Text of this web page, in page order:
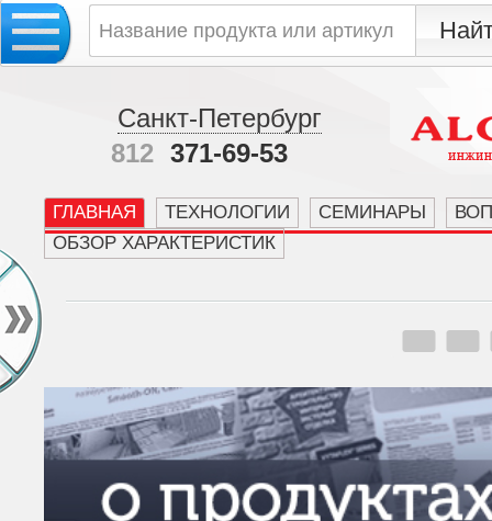
Санкт-Петербург
812 371-69-53
ГЛАВНАЯ ТЕХНОЛОГИИ СЕМИНАРЫ
ОБЗОР ХАРАКТЕРИСТИК